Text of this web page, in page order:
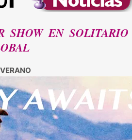
SHOW EN